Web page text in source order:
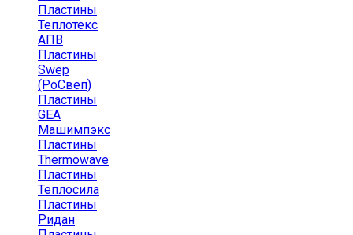
Пластины
Теплотекс
АПВ
Пластины
Swep
(РоСвеп)
Пластины
GEA
Машимпэкс
Пластины
Thermowave
Пластины
Теплосила
Пластины
Ридан